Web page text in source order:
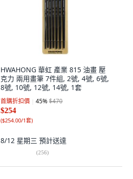
HWAHONG 華虹 產業 815 油畫 壓
克力 兩用畫筆 7件組, 2號, 4號, 6號,
8號, 10號, 12號, 14號, 1套
首購折扣價 45%$470
$254
($254.00/1套)
8/12 星期三 預計送達
(256)